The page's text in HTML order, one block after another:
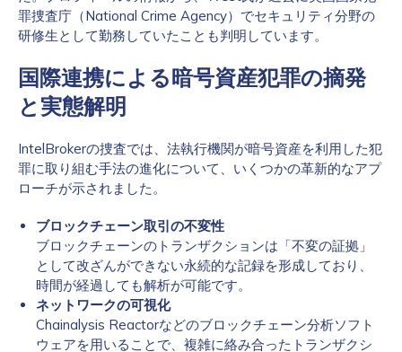
罪捜査庁（National Crime Agency）でセキュリティ分野の
研修生として勤務していたことも判明しています。
国際連携による暗号資産犯罪の摘発
と実態解明
IntelBrokerの捜査では、法執行機関が暗号資産を利用した犯
罪に取り組む手法の進化について、いくつかの革新的なアプ
ローチが示されました。
ブロックチェーン取引の不変性
ブロックチェーンのトランザクションは「不変の証拠」
として改ざんができない永続的な記録を形成しており、
時間が経過しても解析が可能です。
ネットワークの可視化
Chainalysis Reactorなどのブロックチェーン分析ソフト
ウェアを用いることで、複雑に絡み合ったトランザクシ